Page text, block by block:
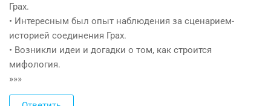
Грах.
• Интересным был опыт наблюдения за сценарием-
историей соединения Грах.
• Возникли идеи и догадки о том, как строится
мифология.
»»»